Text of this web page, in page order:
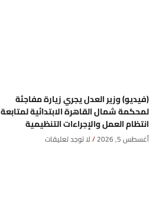
(فيديو) وزير العدل يجري زيارة مفاجئة
لمحكمة شمال القاهرة الابتدائية لمتابعة
انتظام العمل والإجراءات التنظيمية
أغسطس 5, 2026 لا توجد تعليقات